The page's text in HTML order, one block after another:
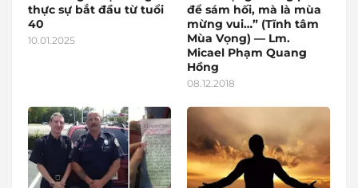
thực sự bắt đầu từ tuổi
40
10.01.2025
để sám hối, mà là mùa
mừng vui…” (Tĩnh tâm
Mùa Vọng) — Lm.
Micael Phạm Quang
Hồng
08.12.2018